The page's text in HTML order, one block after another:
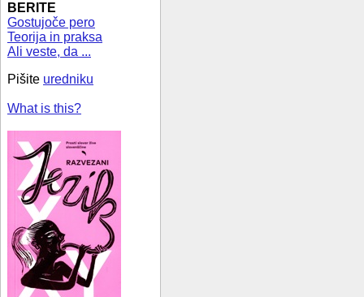
BERITE
Gostujoče pero
Teorija in praksa
Ali veste, da ...
Pišite uredniku
What is this?